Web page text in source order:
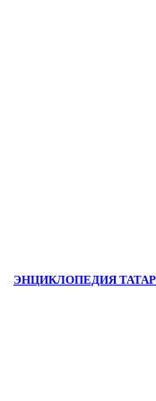
ЭНЦИКЛОПЕДИЯ